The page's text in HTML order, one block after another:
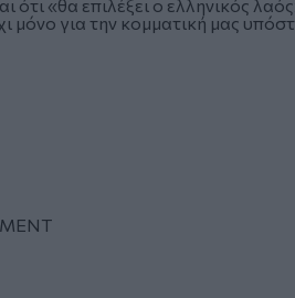
ότι «θα επιλέξει ο ελληνικός
μόνο για την κομματική μας